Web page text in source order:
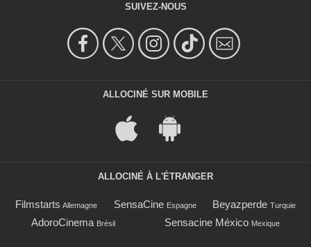
SUIVEZ-NOUS
ALLOCINÉ SUR MOBILE
ALLOCINÉ À L'ÉTRANGER
Filmstarts Allemagne SensaCine Espagne Beyazperde Turquie
AdoroCinema Brésil Sensacine México Mexique